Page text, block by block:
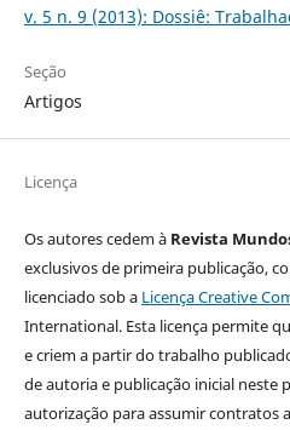
v. 5 n. 9 (2013): Dossiê:
Seção
Artigos
Licença
Os autores cedem à Revista
exclusivos de primeira publicação,
licenciado sob a Licença Creative
International. Esta licença permite
e criem a partir do trabalho
de autoria e publicação inicial neste
autorização para assumir contratos